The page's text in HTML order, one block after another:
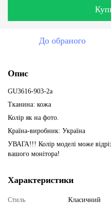
До обраного
Опис
GU3616-903-2a
Тканина: кожа
Колір як на фото.
Країна-виробник: Україна
УВАГА!!! Колір моделі може
вашого монітора!
Характеристики
Стиль
Класичний